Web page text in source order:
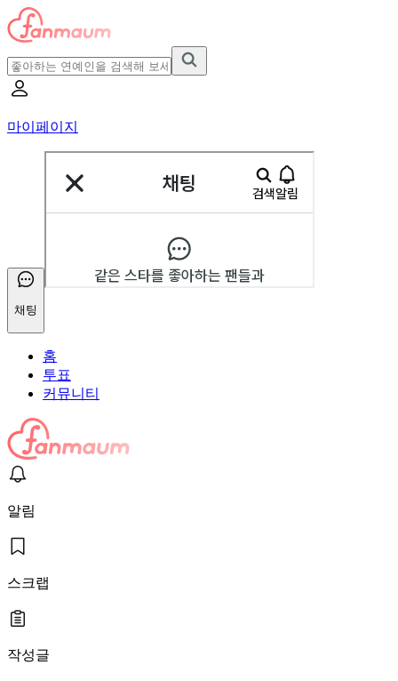
마이페이지
채팅
홈
투표
커뮤니티
알림
스크랩
작성글